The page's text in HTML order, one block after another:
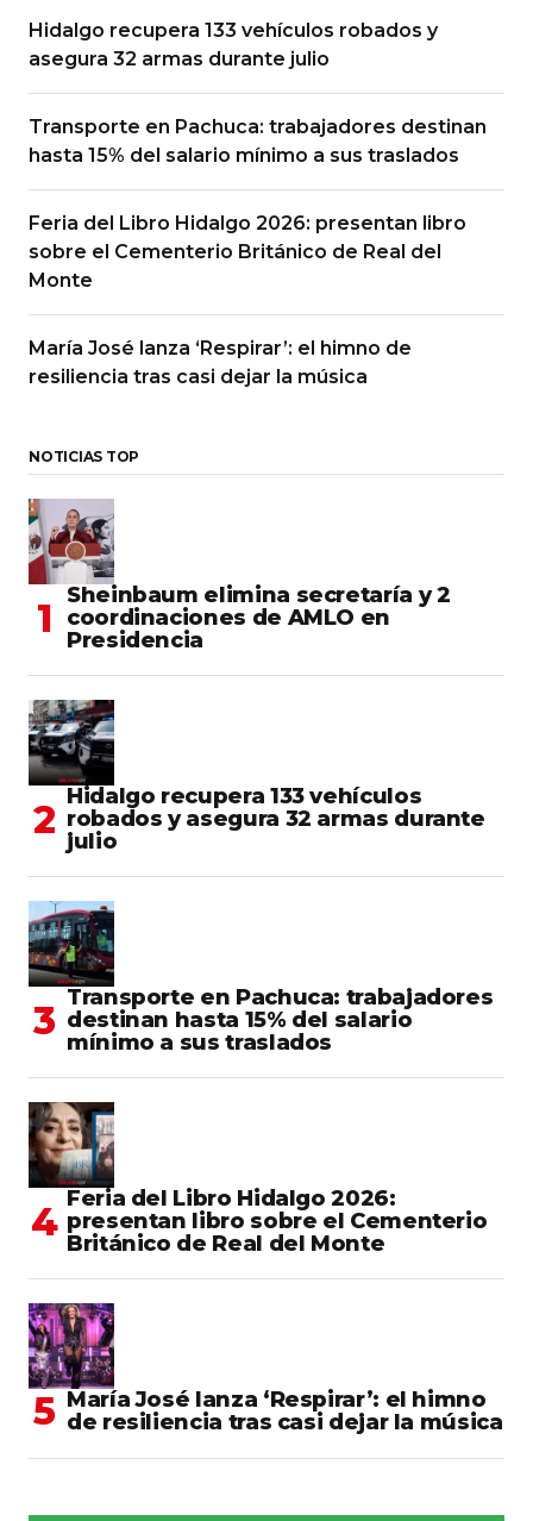
Hidalgo recupera 133 vehículos robados y
asegura 32 armas durante julio
Transporte en Pachuca: trabajadores destinan
hasta 15% del salario mínimo a sus traslados
Feria del Libro Hidalgo 2026: presentan libro
sobre el Cementerio Británico de Real del
Monte
María José lanza ‘Respirar’: el himno de
resiliencia tras casi dejar la música
NOTICIAS TOP
Sheinbaum elimina secretaría y 2
coordinaciones de AMLO en
Presidencia
Hidalgo recupera 133 vehículos
robados y asegura 32 armas durante
julio
Transporte en Pachuca: trabajadores
destinan hasta 15% del salario
mínimo a sus traslados
Feria del Libro Hidalgo 2026:
presentan libro sobre el Cementerio
Británico de Real del Monte
María José lanza ‘Respirar’: el himno
de resiliencia tras casi dejar la música